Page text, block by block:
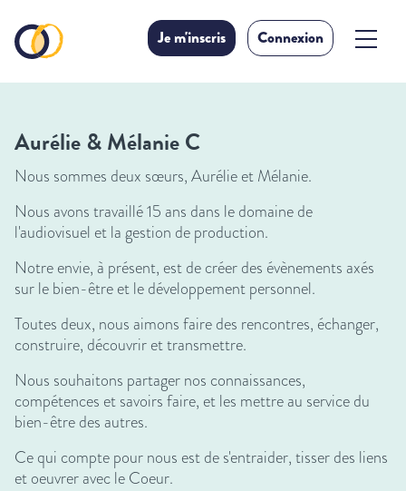
Je m'inscris Connexion
Aurélie & Mélanie C
Nous sommes deux sœurs, Aurélie et Mélanie.
Nous avons travaillé 15 ans dans le domaine de
l'audiovisuel et la gestion de production.
Notre envie, à présent, est de créer des évènements axés
sur le bien-être et le développement personnel.
Toutes deux, nous aimons faire des rencontres, échanger,
construire, découvrir et transmettre.
Nous souhaitons partager nos connaissances,
compétences et savoirs faire, et les mettre au service du
bien-être des autres.
Ce qui compte pour nous est de s'entraider, tisser des liens
et oeuvrer avec le Coeur.